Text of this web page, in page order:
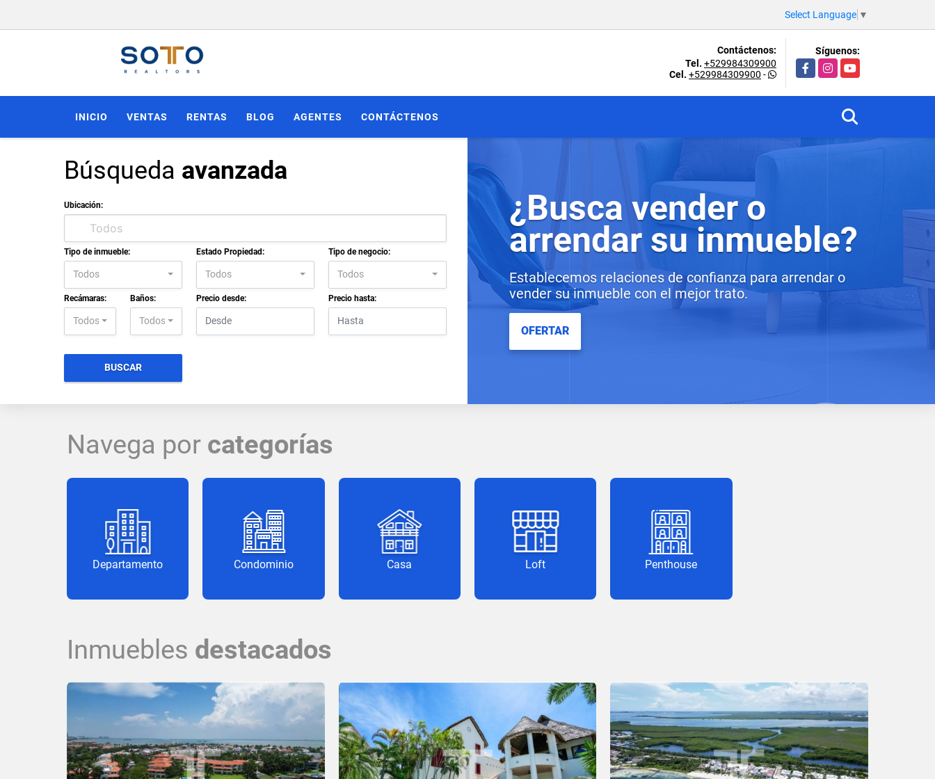
Select Language ▼
Contáctenos:
Tel. +529984309900
Cel. +529984309900 -
Síguenos:
FacebookInstagramYouTube
INICIO VENTAS RENTAS BLOG AGENTES CONTÁCTENOS
Búsqueda avanzada
Ubicación:
Tipo de inmueble:
Todos
Estado Propiedad:
Todos
Tipo de negocio:
Todos
Recámaras:
Todos
Baños:
Todos
Precio desde: Precio hasta:
BUSCAR
¿Busca vender o
arrendar su inmueble?
Establecemos relaciones de confianza para arrendar o
vender su inmueble con el mejor trato.
OFERTAR
Navega por categorías
Departamento Condominio Casa Loft Penthouse
Inmuebles destacados